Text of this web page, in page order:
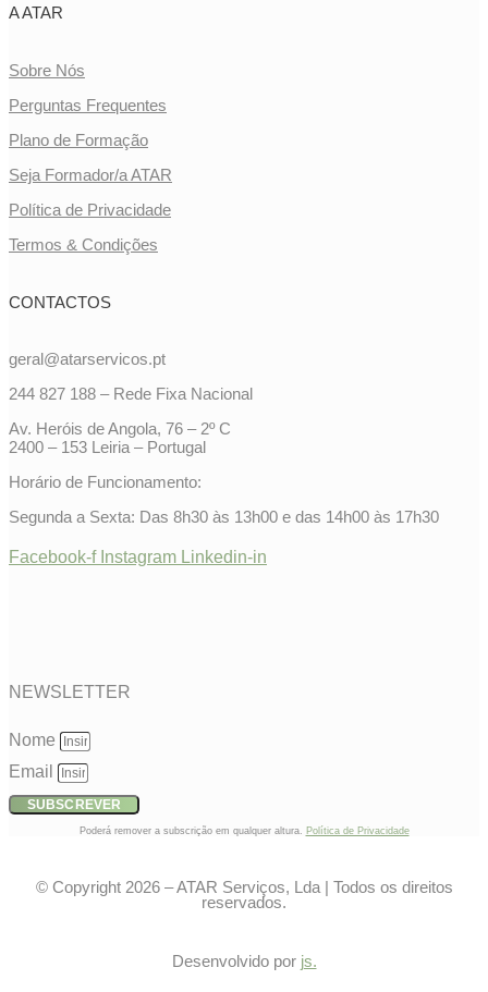
A ATAR
Sobre Nós
Perguntas Frequentes
Plano de Formação
Seja Formador/a ATAR
Política de Privacidade
Termos & Condições
CONTACTOS
geral@atarservicos.pt
244 827 188 – Rede Fixa Nacional
Av. Heróis de Angola, 76 – 2º C
2400 – 153 Leiria – Portugal
Horário de Funcionamento:
Segunda a Sexta: Das 8h30 às 13h00 e das 14h00 às 17h30
Facebook-f Instagram Linkedin-in
NEWSLETTER
Nome
Email
SUBSCREVER
Poderá remover a subscrição em qualquer altura. Política de Privacidade​
© Copyright 2026 – ATAR Serviços, Lda | Todos os direitos
reservados.
Desenvolvido por js.